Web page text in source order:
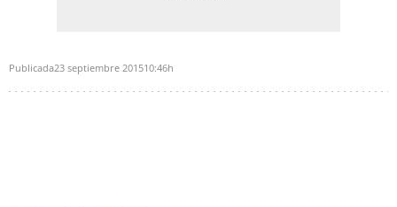
Publicada23 septiembre 201510:46h